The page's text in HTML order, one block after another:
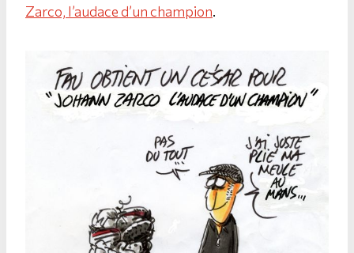
Zarco, l’audace d’un champion.